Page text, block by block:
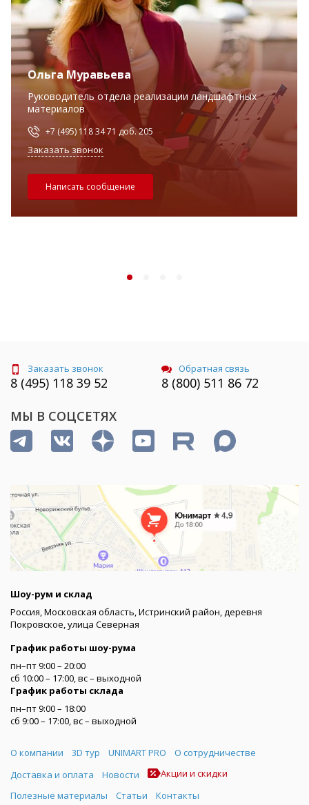
Ольга Муравьева
Руководитель отдела реализации ландшафтных
материалов
+7 (495) 118 34 71 доб. 205
Заказать звонок
Написать сообщение
Заказать звонок
8 (495) 118 39 52
Обратная связь
8 (800) 511 86 72
МЫ В СОЦСЕТЯХ
Шоу-рум и склад
Россия, Московская область, Истринский район, деревня
Покровское, улица Северная
График работы шоу-рума
пн–пт 9:00 – 20:00
сб 10:00 – 17:00, вс – выходной
График работы склада
пн–пт 9:00 – 18:00
сб 9:00 – 17:00, вс – выходной
Меню
О компании 3D тур UNIMART PRO
О сотрудничестве
Доставка и оплата
Новости
Акции и скидки
Полезные материалы
Статьи Контакты